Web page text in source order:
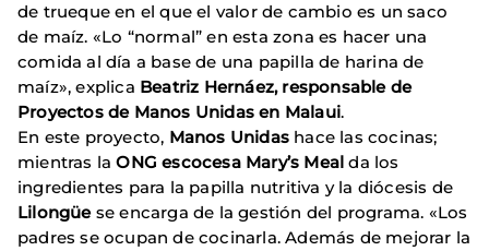
de trueque en el que el valor de cambio es un saco
de maíz. «Lo “normal” en esta zona es hacer una
comida al día a base de una papilla de harina de
maíz», explica Beatriz Hernáez, responsable de
Proyectos de Manos Unidas en Malaui.
En este proyecto, Manos Unidas hace las cocinas;
mientras laONG escocesa Mary’s Meal da los
ingredientes para la papilla nutritiva y la diócesis de
Lilongüe se encarga de la gestión del programa. «Los
padres se ocupan de cocinarla. Además de mejorar la